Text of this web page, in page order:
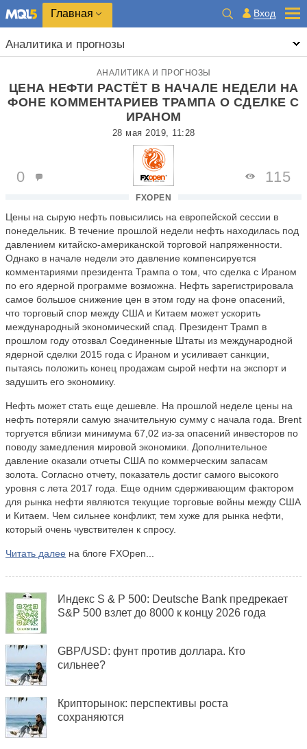
Главная Вход
Аналитика и прогнозы
АНАЛИТИКА И ПРОГНОЗЫ
ЦЕНА НЕФТИ РАСТЁТ В НАЧАЛЕ НЕДЕЛИ НА
ФОНЕ КОММЕНТАРИЕВ ТРАМПА О СДЕЛКЕ С
ИРАНОМ
28 мая 2019, 11:28
FXOPEN
0 115
Цены на сырую нефть повысились на европейской сессии в
понедельник. В течение прошлой недели нефть находилась под
давлением китайско-американской торговой напряженности.
Однако в начале недели это давление компенсируется
комментариями президента Трампа о том, что сделка с Ираном
по его ядерной программе возможна. Нефть зарегистрировала
самое большое снижение цен в этом году на фоне опасений,
что торговый спор между США и Китаем может ускорить
международный экономический спад. Президент Трамп в
прошлом году отозвал Соединенные Штаты из международной
ядерной сделки 2015 года с Ираном и усиливает санкции,
пытаясь положить конец продажам сырой нефти на экспорт и
задушить его экономику.
Нефть может стать еще дешевле. На прошлой неделе цены на
нефть потеряли самую значительную сумму с начала года. Brent
торгуется вблизи минимума 67,02 из-за опасений инвесторов по
поводу замедления мировой экономики. Дополнительное
давление оказали отчеты США по коммерческим запасам
золота. Согласно отчету, показатель достиг самого высокого
уровня с лета 2017 года. Еще одним сдерживающим фактором
для рынка нефти являются текущие торговые войны между США
и Китаем. Чем сильнее конфликт, тем хуже для рынка нефти,
который очень чувствителен к спросу.
Читать далее на блоге FXOpen...
Индекс S & P 500: Deutsche Bank предрекает
S&P 500 взлет до 8000 к концу 2026 года
GBP/USD: фунт против доллара. Кто
сильнее?
Крипторынок: перспективы роста
сохраняются